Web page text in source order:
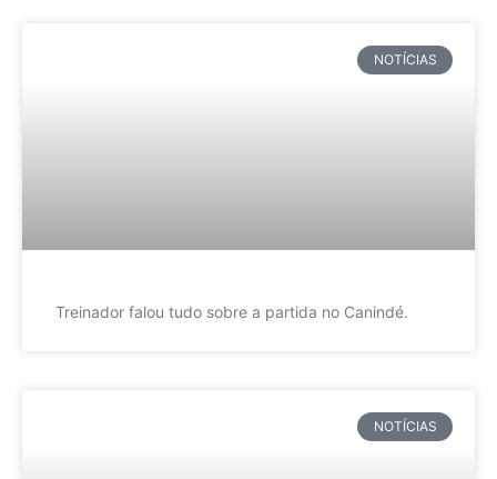
NOTÍCIAS
Treinador falou tudo sobre a partida no Canindé.
NOTÍCIAS